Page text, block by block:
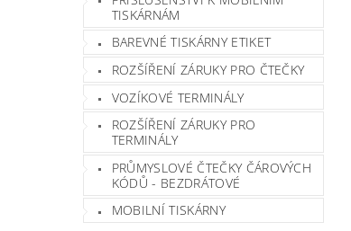
TISKÁRNÁM
BAREVNÉ TISKÁRNY ETIKET
ROZŠÍŘENÍ ZÁRUKY PRO ČTEČKY
VOZÍKOVÉ TERMINÁLY
ROZŠÍŘENÍ ZÁRUKY PRO
TERMINÁLY
PRŮMYSLOVÉ ČTEČKY ČÁROVÝCH
KÓDŮ - BEZDRÁTOVÉ
MOBILNÍ TISKÁRNY